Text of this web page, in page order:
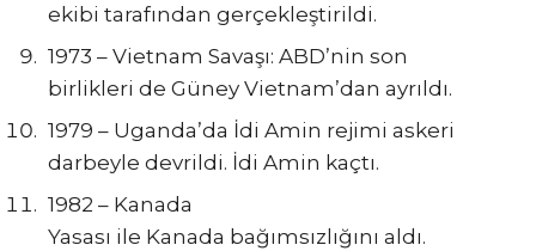
ekibi tarafından gerçekleştirildi.
1973 – Vietnam Savaşı: ABD’nin son
birlikleri de Güney Vietnam’dan ayrıldı.
1979 – Uganda’da İdi Amin rejimi askeri
darbeyle devrildi. İdi Amin kaçtı.
1982 – Kanada
Yasası ile Kanada bağımsızlığını aldı.